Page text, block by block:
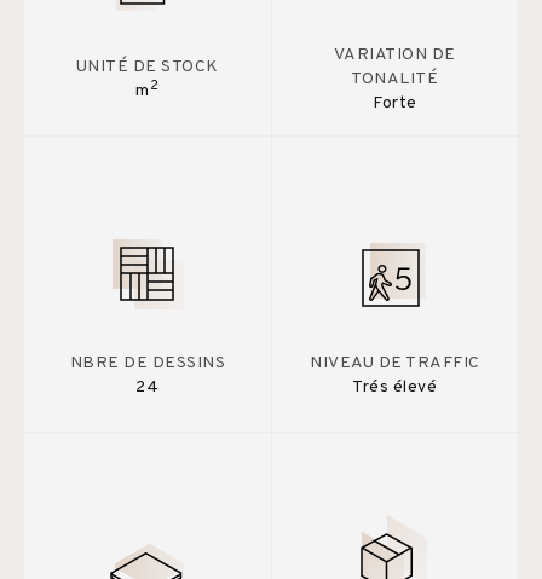
UNITÉ DE STOCK
m 2
VARIATION DE
TONALITÉ
Forte
NBRE DE DESSINS
24
NIVEAU DE TRAFFIC
Trés élevé